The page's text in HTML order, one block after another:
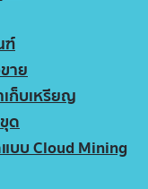
ฑ์
าย
เก็บเหรียญ
ด
บบ Cloud Mining